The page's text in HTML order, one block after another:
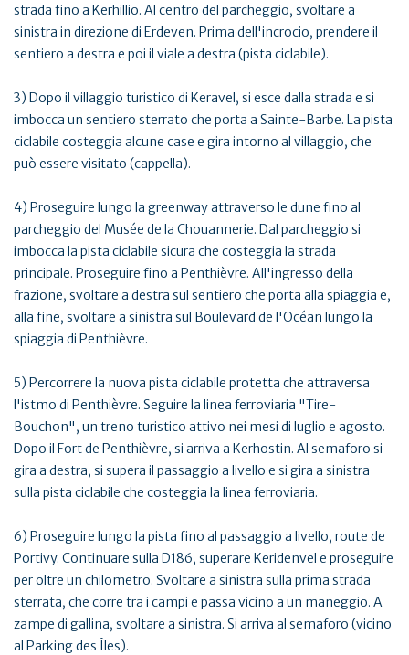
strada fino a Kerhillio. Al centro del parcheggio, svoltare a
sinistra in direzione di Erdeven. Prima dell'incrocio, prendere il
sentiero a destra e poi il viale a destra (pista ciclabile).
3) Dopo il villaggio turistico di Keravel, si esce dalla strada e si
imbocca un sentiero sterrato che porta a Sainte-Barbe. La pista
ciclabile costeggia alcune case e gira intorno al villaggio, che
può essere visitato (cappella).
4) Proseguire lungo la greenway attraverso le dune fino al
parcheggio del Musée de la Chouannerie. Dal parcheggio si
imbocca la pista ciclabile sicura che costeggia la strada
principale. Proseguire fino a Penthièvre. All'ingresso della
frazione, svoltare a destra sul sentiero che porta alla spiaggia e,
alla fine, svoltare a sinistra sul Boulevard de l'Océan lungo la
spiaggia di Penthièvre.
5) Percorrere la nuova pista ciclabile protetta che attraversa
l'istmo di Penthièvre. Seguire la linea ferroviaria "Tire-
Bouchon", un treno turistico attivo nei mesi di luglio e agosto.
Dopo il Fort de Penthièvre, si arriva a Kerhostin. Al semaforo si
gira a destra, si supera il passaggio a livello e si gira a sinistra
sulla pista ciclabile che costeggia la linea ferroviaria.
6) Proseguire lungo la pista fino al passaggio a livello, route de
Portivy. Continuare sulla D186, superare Keridenvel e proseguire
per oltre un chilometro. Svoltare a sinistra sulla prima strada
sterrata, che corre tra i campi e passa vicino a un maneggio. A
zampe di gallina, svoltare a sinistra. Si arriva al semaforo (vicino
al Parking des Îles).